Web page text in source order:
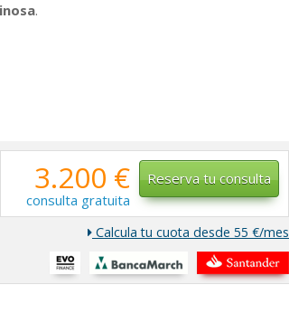
.
3.200 €
consulta gratuita
Reserva tu consulta
Calcula tu cuota desde 55 €/mes